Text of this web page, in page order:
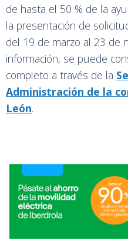
de hasta el 50 % de la
la presentación de
del 19 de marzo al 23 de
información, se puede
completo a través de la
Administración de la
León.